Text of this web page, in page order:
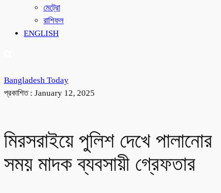
মেট্রো
রাশিফল
ENGLISH
Bangladesh Today
প্রকাশিত : January 12, 2025
মিরসরাইয়ে পুলিশ দেখে পালানোর
সময় মাদক ব্যবসায়ী গ্রেফতার